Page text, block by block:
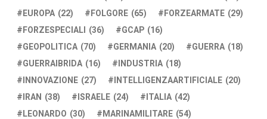
EUROPA (22) FOLGORE (65) FORZEARMATE (29)
FORZESPECIALI (36) GCAP (16)
GEOPOLITICA (70) GERMANIA (20) GUERRA (18)
GUERRAIBRIDA (16) INDUSTRIA (18)
INNOVAZIONE (27) INTELLIGENZAARTIFICIALE (20)
IRAN (38) ISRAELE (24) ITALIA (42)
LEONARDO (30) MARINAMILITARE (54)